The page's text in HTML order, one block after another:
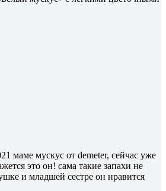
маме мускус от demeter, сейчас уже
это он! сама такие запахи не
и младшей сестре он нравится